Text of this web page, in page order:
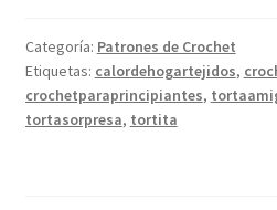
Categoría: Patrones de Crochet
Etiquetas: calordehogartejidos,
crochetparaprincipiantes,
tortasorpresa, tortita